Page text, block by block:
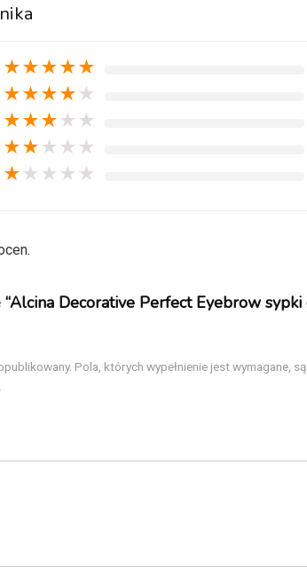
★★★★★
★★★★ ★
★★★ ★ ★
★★ ★ ★ ★
★ ★ ★ ★ ★
Decorative Perfect Eyebrow
Pola, których wypełnienie jest wymagane,